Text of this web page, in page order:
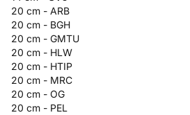
20 cm - ARB
20 cm - BGH
20 cm - GMTU
20 cm - HLW
20 cm - HTIP
20 cm - MRC
20 cm - OG
20 cm - PEL